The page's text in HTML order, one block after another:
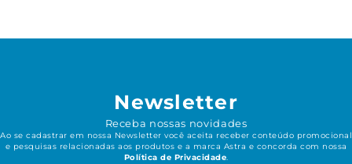
Newsletter
Receba nossas novidades
Ao se cadastrar em nossa Newsletter você aceita receber conteúdo promocional
e pesquisas relacionadas aos produtos e a marca Astra e concorda com nossa
Política de Privacidade.